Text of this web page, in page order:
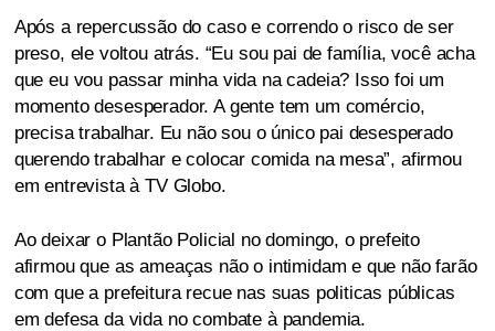
Após a repercussão do caso e correndo o risco de ser
preso, ele voltou atrás. “Eu sou pai de família, você acha
que eu vou passar minha vida na cadeia? Isso foi um
momento desesperador. A gente tem um comércio,
precisa trabalhar. Eu não sou o único pai desesperado
querendo trabalhar e colocar comida na mesa”, afirmou
em entrevista à TV Globo.
Ao deixar o Plantão Policial no domingo, o prefeito
afirmou que as ameaças não o intimidam e que não farão
com que a prefeitura recue nas suas politicas públicas
em defesa da vida no combate à pandemia.